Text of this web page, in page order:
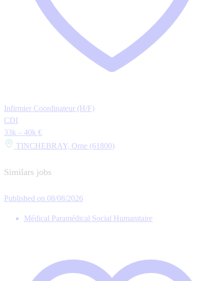
Infirmier Coordinateur (H/F)
CDI
33k – 40k €
TINCHEBRAY, Orne (61800)
Similars jobs
Published on 08/08/2026
Médical Paramédical Social Humanitaire